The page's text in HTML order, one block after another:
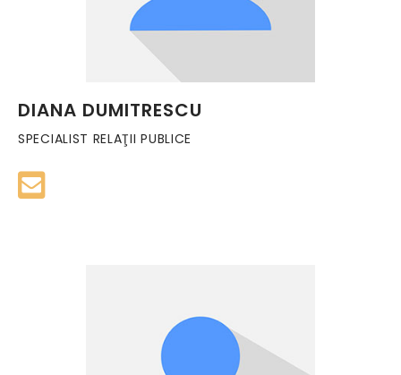
DIANA DUMITRESCU
SPECIALIST RELAŢII PUBLICE